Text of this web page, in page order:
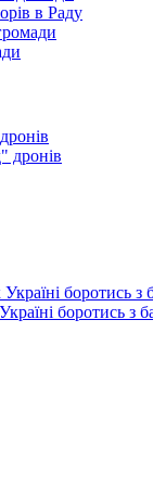
в Раду
дронів
боротись з